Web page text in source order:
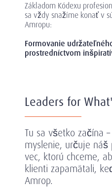
Základom Kódexu
sa vždy snažíme konať v
Amropu:
Formovanie
prostredníctvom
Leaders for
Tu sa všetko začína
myslenie, určuje
vec, ktorú chceme,
klienti zapamätali,
Amrop.